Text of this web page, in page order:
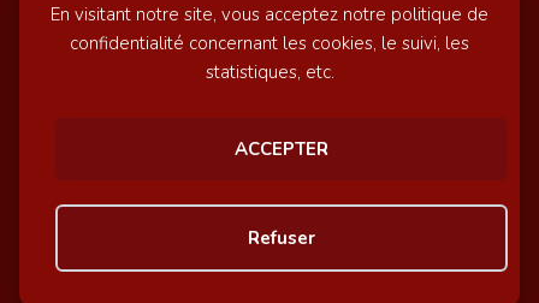
En visitant notre site, vous acceptez notre politique de
confidentialité concernant les cookies, le suivi, les
statistiques, etc.
ACCEPTER
Refuser
Recrutement
Mentions légales
© GazetteSports - 2026 | Site internet réalisé par
Awelty